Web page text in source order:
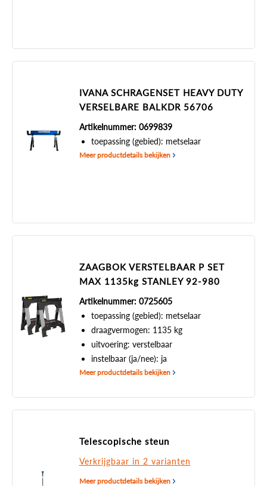
IVANA SCHRAGENSET HEAVY DUTY
VERSELBARE BALKDR 56706
Artikelnummer: 0699839
toepassing (gebied): metselaar
Meer productdetails bekijken
ZAAGBOK VERSTELBAAR P SET
MAX 1135kg STANLEY 92-980
Artikelnummer: 0725605
toepassing (gebied): metselaar
draagvermogen: 1135 kg
uitvoering: verstelbaar
instelbaar (ja/nee): ja
Meer productdetails bekijken
Telescopische steun
Verkrijgbaar in 2 varianten
Meer productdetails bekijken